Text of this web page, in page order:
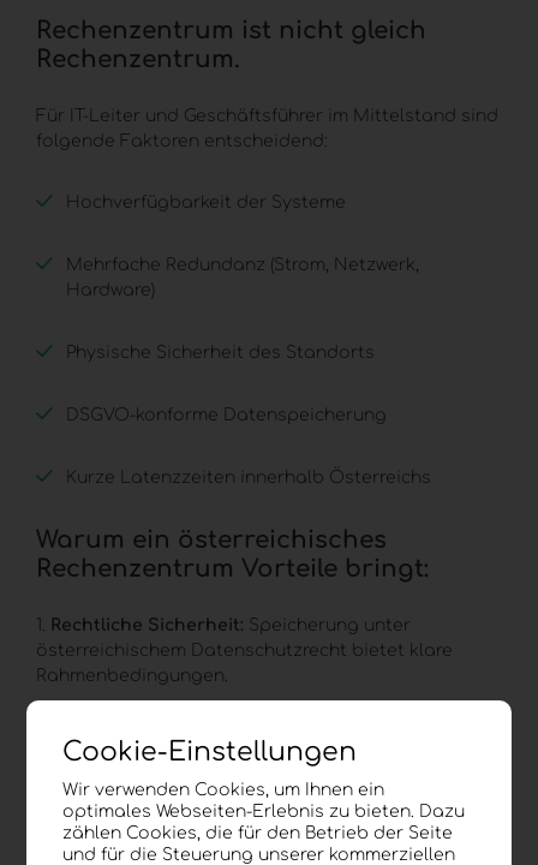
Rechenzentrum ist nicht gleich
Rechenzentrum.
Für IT-Leiter und Geschäftsführer im Mittelstand sind
folgende Faktoren entscheidend:
Hochverfügbarkeit der Systeme
Mehrfache Redundanz (Strom, Netzwerk,
Hardware)
Physische Sicherheit des Standorts
DSGVO-konforme Datenspeicherung
Kurze Latenzzeiten innerhalb Österreichs
Warum ein österreichisches
Rechenzentrum Vorteile bringt:
1. Rechtliche Sicherheit: Speicherung unter
österreichischem Datenschutzrecht bietet klare
Rahmenbedingungen.
internationale Cloud-Gesetzgebung.
Digitale Souveränität
Daten bleiben im Land – mit
voller Transparenz.
Cookie-Einstellungen
Wir verwenden Cookies, um Ihnen ein
optimales Webseiten-Erlebnis zu bieten. Dazu
zählen Cookies, die für den Betrieb der Seite
und für die Steuerung unserer kommerziellen